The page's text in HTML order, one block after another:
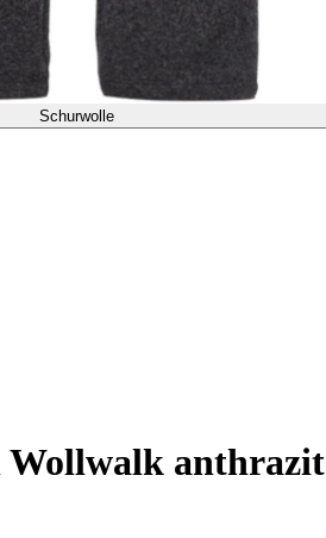
Schurwolle
Wollwalk anthrazit